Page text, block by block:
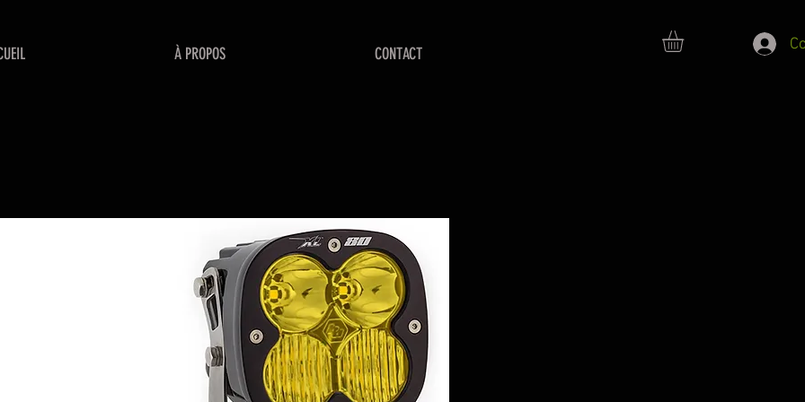
À PROPOS CONTACT